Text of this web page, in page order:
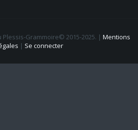
Plessis-Grammoire© 2015-2025. | Mentions
| Se connecter